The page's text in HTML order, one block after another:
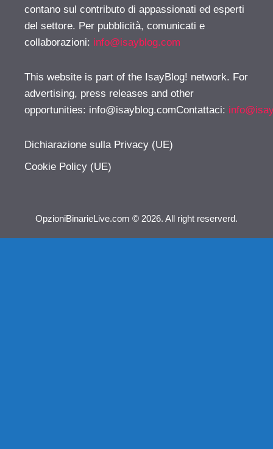
contano sul contributo di appassionati ed esperti
del settore. Per pubblicità, comunicati e
collaborazioni: info@isayblog.com
This website is part of the IsayBlog! network. For
advertising, press releases and other
opportunities: info@isayblog.comContattaci:
Dichiarazione sulla Privacy (UE)
Cookie Policy (UE)
OpzioniBinarieLive.com © 2026. All right reserverd.